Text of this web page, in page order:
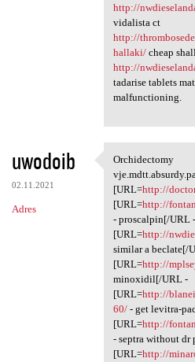
http://
vidalista ct
http://
hallaki/cheap
http://
tadarise tablets
malfunctioning.
uwodoib
02.11.2021
Adres
Orchidectomy
Orchidectomy
[URL=http://
[URL=http://
- proscalpin[/URL -
[URL=http://
similar a beclate[/
[URL=http://
minoxidil[/URL -
[URL=http://
60/- get levitra-
[URL=http://
- septra without dr
[URL=http://